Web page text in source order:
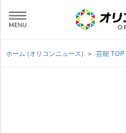
ホーム (オリコンニュース) 芸能 TOP